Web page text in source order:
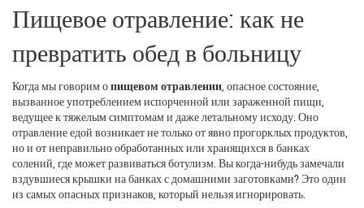
Пищевое отравление: как не
превратить обед в больницу
Когда мы говорим опищевом отравлении опасное состояние,
вызванное употреблением испорченной или зараженной пищи,
ведущее к тяжелым симптомам и даже летальному исходу . Оно
отравление едой возникает не только от явно прогорклых продуктов,
но и от неправильно обработанных или хранящихся в банках
солений, где может развиваться ботулизм. Вы когда-нибудь замечали
вздувшиеся крышки на банках с домашними заготовками? Это один
из самых опасных признаков, который нельзя игнорировать.